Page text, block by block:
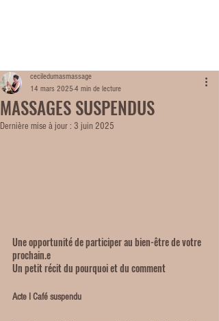
MASSAGES SUSPENDUS
ceciledumasmassage
14 mars 2025 4 min de lecture
Dernière mise à jour : 3 juin 2025
Une opportunité de participer au bien-être de votre
prochain.e
Un petit récit du pourquoi et du comment
Acte I Café suspendu